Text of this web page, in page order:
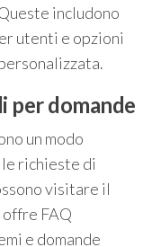
includono
utenti e opzioni
per domande
un modo
richieste di
visitare il
FAQ
e domande